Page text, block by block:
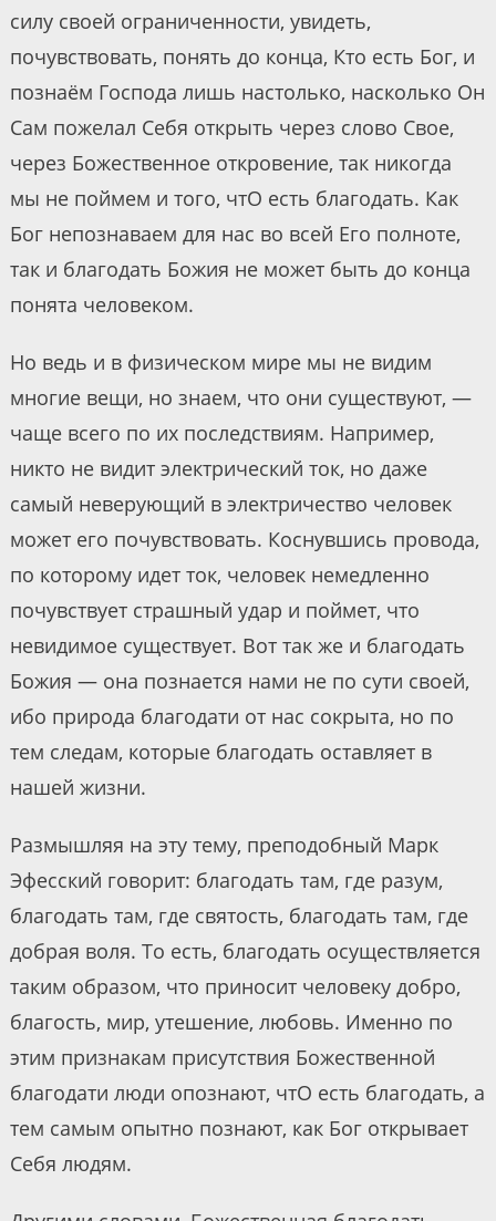
силу своей ограниченности, увидеть,
почувствовать, понять до конца, Кто есть Бог, и
познаём Господа лишь настолько, насколько Он
Сам пожелал Себя открыть через слово Свое,
через Божественное откровение, так никогда
мы не поймем и того, чтО есть благодать. Как
Бог непознаваем для нас во всей Его полноте,
так и благодать Божия не может быть до конца
понята человеком.
Но ведь и в физическом мире мы не видим
многие вещи, но знаем, что они существуют, —
чаще всего по их последствиям. Например,
никто не видит электрический ток, но даже
самый неверующий в электричество человек
может его почувствовать. Коснувшись провода,
по которому идет ток, человек немедленно
почувствует страшный удар и поймет, что
невидимое существует. Вот так же и благодать
Божия — она познается нами не по сути своей,
ибо природа благодати от нас сокрыта, но по
тем следам, которые благодать оставляет в
нашей жизни.
Размышляя на эту тему, преподобный Марк
Эфесский говорит: благодать там, где разум,
благодать там, где святость, благодать там, где
добрая воля. То есть, благодать осуществляется
таким образом, что приносит человеку добро,
благость, мир, утешение, любовь. Именно по
этим признакам присутствия Божественной
благодати люди опознают, чтО есть благодать, а
тем самым опытно познают, как Бог открывает
Себя людям.